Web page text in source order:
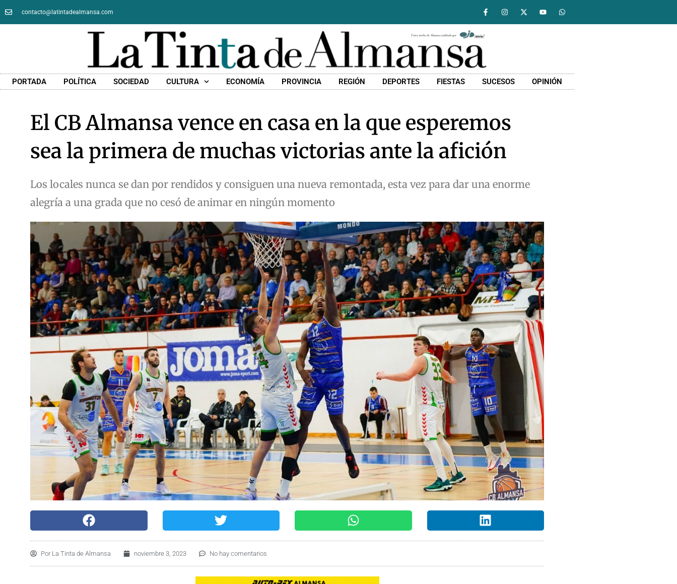
contacto@latintadealmansa.com
PORTADA POLÍTICA SOCIEDAD CULTURA ECONOMÍA PROVINCIA REGIÓN DEPORTES FIESTAS SUCESOS OPINIÓN
El CB Almansa vence en casa en la que esperemos
sea la primera de muchas victorias ante la afición
Los locales nunca se dan por rendidos y consiguen una nueva remontada, esta vez para dar una enorme
alegría a una grada que no cesó de animar en ningún momento
Por La Tinta de Almansa noviembre 3, 2023 No hay comentarios